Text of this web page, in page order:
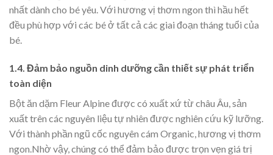
nhất dành cho bé yêu. Với hương vị thơm ngon thì hầu hết
đều phù hợp với các bé ở tất cả các giai đoạn tháng tuổi của
bé.
1.4. Đảm bảo nguồn dinh dưỡng cần thiết sự phát triển
toàn diện
Bột ăn dặm Fleur Alpine được có xuất xứ từ châu Âu, sản
xuất trên các nguyên liệu tự nhiên được nghiên cứu kỹ lưỡng.
Với thành phần ngũ cốc nguyên cám Organic, hương vị thơm
ngon.Nhờ vậy, chúng có thể đảm bảo được trọn vẹn giá trị